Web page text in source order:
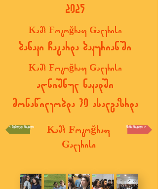
2025
Kamp Fotoğraf Galerisi
ბანაკი ჩატარდა ბაკურიანში
Kamp Fotoğraf Galerisi
აღნიშნულ ნაკადში
მონაწილეობდა 30 ახალგაზრდა
< შემდეგი ნაკადი
Kamp Fotoğraf
Galerisi
წინა ნაკადი >